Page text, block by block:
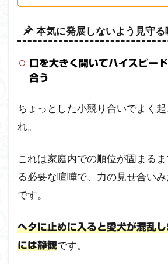
本気に発展しないよう見守る
口を大きく開いてハイスピー
合う
ちょっとした小競り合いでよく起
れ。
これは家庭内での順位が固まる
る必要な喧嘩で、力の見せ合い
です。
ヘタに止めに入ると愛犬が混乱
には静観です。